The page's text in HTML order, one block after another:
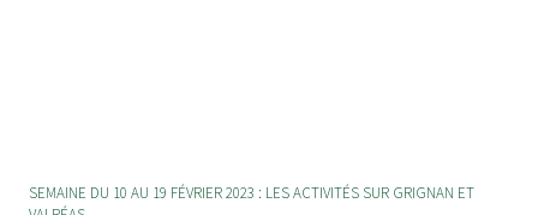
SEMAINE DU 10 AU 19 FÉVRIER 2023 : LES ACTIVITÉS SUR GRIGNAN ET